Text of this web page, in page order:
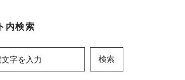
内検索
検索